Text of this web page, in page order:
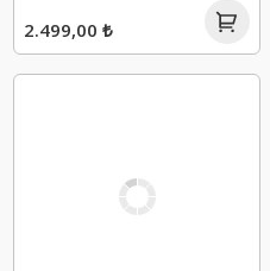
2.499,00 ₺